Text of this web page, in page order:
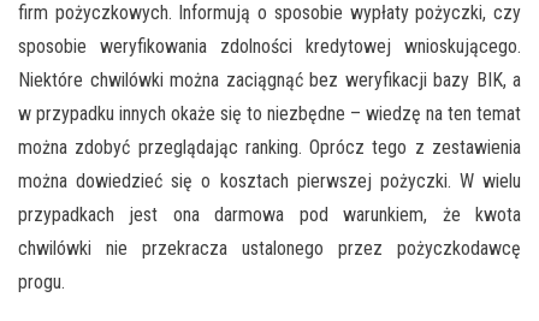
firm pożyczkowych. Informują o sposobie wypłaty pożyczki, czy
sposobie weryfikowania zdolności kredytowej wnioskującego.
Niektóre chwilówki można zaciągnąć bez weryfikacji bazy BIK, a
w przypadku innych okaże się to niezbędne – wiedzę na ten temat
można zdobyć przeglądając ranking. Oprócz tego z zestawienia
można dowiedzieć się o kosztach pierwszej pożyczki. W wielu
przypadkach jest ona darmowa pod warunkiem, że kwota
chwilówki nie przekracza ustalonego przez pożyczkodawcę
progu.